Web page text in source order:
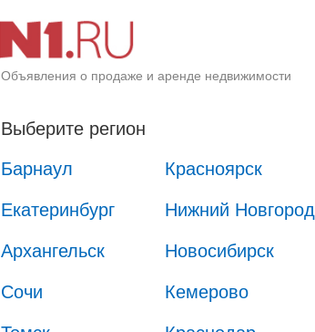
Объявления о продаже и аренде недвижимости
Выберите регион
Барнаул
Красноярск
Екатеринбург Нижний Новгород
Архангельск Новосибирск
Сочи Кемерово